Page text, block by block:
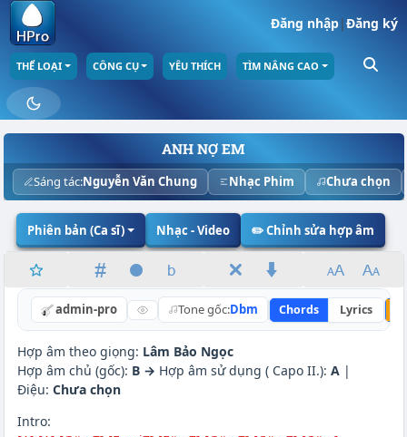
Đăng nhập|Đăng ký
THỂ LOẠI CÔNG CỤ YÊU THÍCH TÌM NÂNG CAO
ANH NỢ EM
Sáng tác:Nguyễn Văn Chung Nhạc Phim Chưa chọn
Phiên bản (Ca sĩ) Nhạc - Video ✏️ Chỉnh sửa hợp âm
admin-pro Tone gốc:Dbm Chords Lyrics
Hợp âm theo giọng: Lâm Bảo Ngọc
Hợp âm chủ (gốc): B → Hợp âm sử dụng ( Capo II.): A|
Điệu: Chưa chọn
Intro: